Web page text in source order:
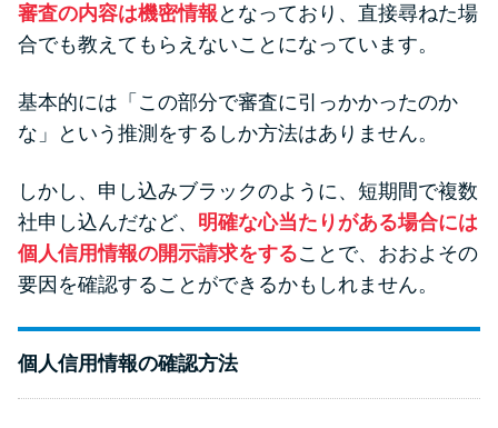
審査の内容は機密情報 となっており、直接尋ねた場
合でも教えてもらえないことになっています。
基本的には「この部分で審査に引っかかったのか
な」という推測をするしか方法はありません。
しかし、申し込みブラックのように、短期間で複数
社申し込んだなど、 明確な心当たりがある場合には
個人信用情報の開示請求をすることで、おおよその
要因を確認することができるかもしれません。
個人信用情報の確認方法